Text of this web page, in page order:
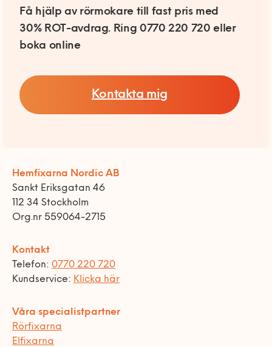
Få hjälp av rörmokare till fast pris med
30% ROT-avdrag. Ring 0770 220 720 eller
boka online
Kontakta mig
Hemfixarna Nordic AB
Sankt Eriksgatan 46
112 34 Stockholm
Org.nr 559064-2715
Kontakt
Telefon: 0770 220 720
Kundservice: Klicka här
Våra specialistpartner
Rörfixarna
Elfixarna